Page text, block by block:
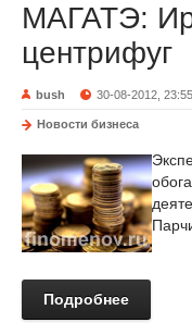
МАГАТЭ:
центрифуг
bush 30-08-2012, 23:55
Новости бизнеса
Подробнее